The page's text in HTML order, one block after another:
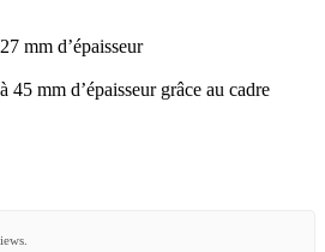
mm d’épaisseur
mm d’épaisseur grâce au cadre